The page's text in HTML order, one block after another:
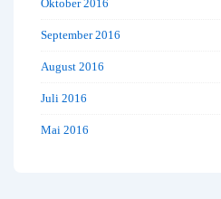
Oktober 2016
September 2016
August 2016
Juli 2016
Mai 2016